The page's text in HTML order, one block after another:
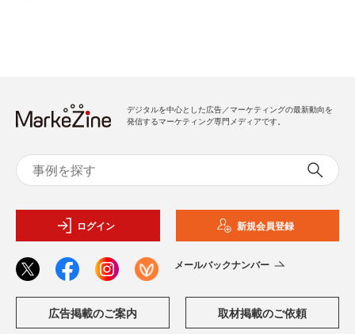
デジタルを中心とした広告／マーケティングの最新動向を
発信するマーケティング専門メディアです。
ログイン 新規会員登録
メールバックナンバー
広告掲載のご案内 取材掲載のご依頼